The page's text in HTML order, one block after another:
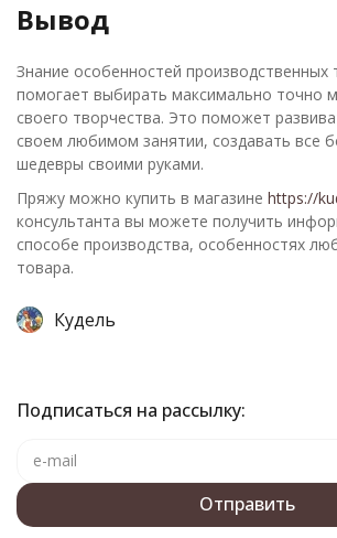
Вывод
Знание особенностей производственных
помогает выбирать максимально точно
своего творчества. Это поможет
своем любимом занятии, создавать все
шедевры своими руками.
Пряжу можно купить в магазине https://
консультанта вы можете получить
способе производства, особенностях
товара.
Кудель
Подписаться на рассылку: